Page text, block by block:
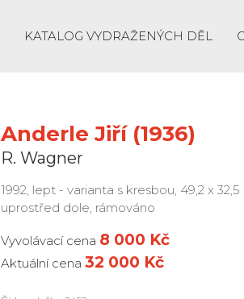
KATALOG VYDRAŽENÝCH DĚL
Anderle Jiří (1936)
R. Wagner
1992, lept - varianta s kresbou, 49,2 x
uprostřed dole, rámováno
Vyvolávací cena 8 000 Kč
Aktuální cena 32 000 Kč